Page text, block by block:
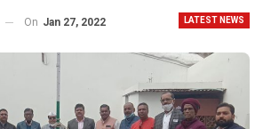
LATEST NEWS
On Jan 27, 2022